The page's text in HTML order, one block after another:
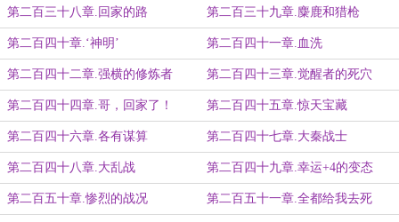
在人间
第二百三十八章.回家的路 第二百三十九章.麋鹿和猎枪
第二百四十章.‘神明’ 第二百四十一章.血洗
第二百四十二章.强横的修炼者 第二百四十三章.觉醒者的死穴
第二百四十四章.哥，回家了！ 第二百四十五章.惊天宝藏
第二百四十六章.各有谋算 第二百四十七章.大秦战士
第二百四十八章.大乱战 第二百四十九章.幸运+4的变态
第二百五十章.惨烈的战况 第二百五十一章.全都给我去死